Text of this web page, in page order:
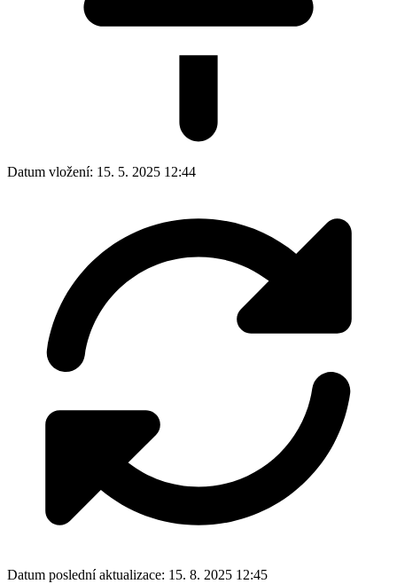
Datum vložení: 15. 5. 2025 12:44
Datum poslední aktualizace: 15. 8. 2025 12:45